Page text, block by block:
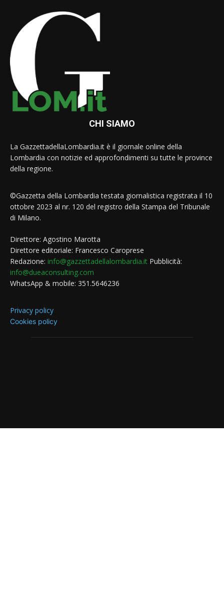
CHI SIAMO
La GazzettadellaLombardia.it è il giornale online della
Lombardia con notizie ed approfondimenti su tutte le province
della regione.
©Gazzetta della Lombardia testata giornalistica registrata il 10
ottobre 2023 al nr. 120 del registro della Stampa del Tribunale
di Milano.
Direttore: Agostino Marotta
Direttore editoriale: Francesco Caroprese
Redazione: info@gazzettadellalombardia.it Pubblicità:
info@dueaconsulting.com
WhatsApp & mobile: 351.5646236
Privacy policy
Cookies policy